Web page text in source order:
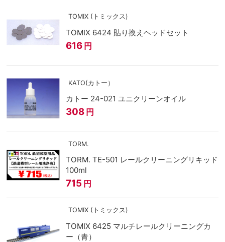
TOMIX (トミックス)
TOMIX 6424 貼り換えヘッドセット
616 円
KATO(カトー）
カトー 24-021 ユニクリーンオイル
308 円
TORM.
TORM. TE-501 レールクリーニングリキッド
100ml
715 円
TOMIX (トミックス)
TOMIX 6425 マルチレールクリーニングカ
ー（青）